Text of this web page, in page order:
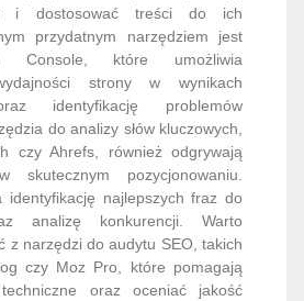
i dostosować treści do ich
przydatnym narzędziem jest
Console, które umożliwia
strony w wynikach
identyfikację problemów
do analizy słów kluczowych,
czy Ahrefs, również odgrywają
skutecznym pozycjonowaniu.
identyfikację najlepszych fraz do
analizę konkurencji. Warto
z narzędzi do audytu SEO, takich
czy Moz Pro, które pomagają
oraz oceniać jakość